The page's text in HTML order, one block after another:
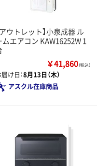
アウトレット】小泉成器 ル
ムエアコン KAW16252W 1
￥41,860（税込）
け日：8月13日（木）
アスクル在庫商品